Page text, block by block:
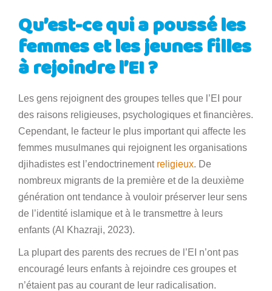
Qu’est-ce qui a poussé les
femmes et les jeunes filles
à rejoindre l’EI ?
Les gens rejoignent des groupes telles que l’EI pour
des raisons religieuses, psychologiques et financières.
Cependant, le facteur le plus important qui affecte les
femmes musulmanes qui rejoignent les organisations
djihadistes est l’endoctrinement religieux. De
nombreux migrants de la première et de la deuxième
génération ont tendance à vouloir préserver leur sens
de l’identité islamique et à le transmettre à leurs
enfants (Al Khazraji, 2023).
La plupart des parents des recrues de l’EI n’ont pas
encouragé leurs enfants à rejoindre ces groupes et
n’étaient pas au courant de leur radicalisation.